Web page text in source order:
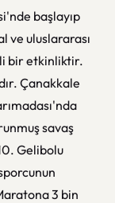
başlayıp
ve uluslararası
bir etkinliktir.
Çanakkale
savaş
Gelibolu
3 bin